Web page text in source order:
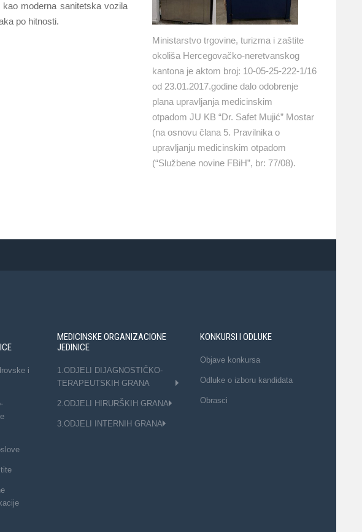
kao moderna sanitetska vozila
po hitnosti.
Ministarstvo trgovine, turizma i zaštite
okoliša Hercegovačko-neretvanskog
kantona je aktom broj: 10-05-25-222-1/16
od 23.01.2017.godine dalo odobrenje
plana upravljanja medicinskim
otpadom JU KB “Dr. Safet Mujić” Mostar
(na osnovu člana 5. Pravilnika o
upravljanju medicinskim otpadom
(“Službene novine FBiH”, br: 77/08).
i
MEDICINSKE ORGANIZACIONE
JEDINICE
1.ODJELI DIJAGNOSTIČKO-
TERAPEUTSKIH GRANA
2.ODJELI HIRURŠKIH GRANA
3.ODJELI INTERNIH GRANA
KONKURSI I ODLUKE
Objave konkursa
Odluke o izboru kandidata
Obrasci